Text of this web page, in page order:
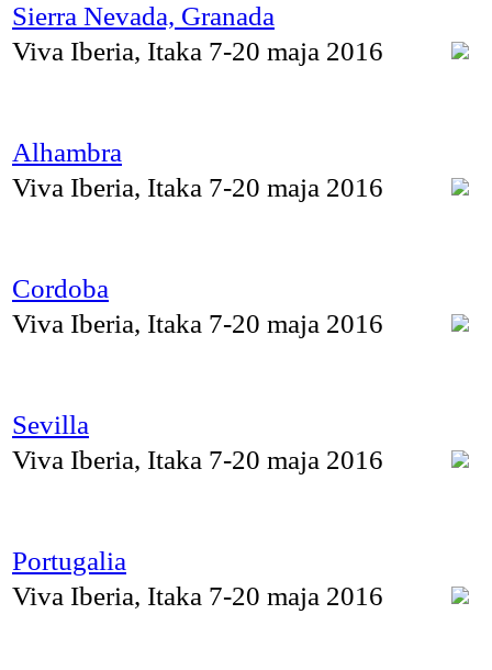
Sierra Nevada, Granada
Viva Iberia, Itaka 7-20 maja 2016
Alhambra
Viva Iberia, Itaka 7-20 maja 2016
Cordoba
Viva Iberia, Itaka 7-20 maja 2016
Sevilla
Viva Iberia, Itaka 7-20 maja 2016
Portugalia
Viva Iberia, Itaka 7-20 maja 2016